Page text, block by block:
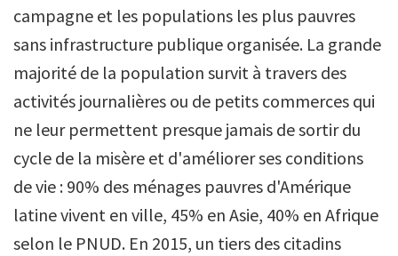
campagne et les populations les plus pauvres
sans infrastructure publique organisée. La grande
majorité de la population survit à travers des
activités journalières ou de petits commerces qui
ne leur permettent presque jamais de sortir du
cycle de la misère et d'améliorer ses conditions
de vie : 90% des ménages pauvres d'Amérique
latine vivent en ville, 45% en Asie, 40% en Afrique
selon le PNUD. En 2015, un tiers des citadins